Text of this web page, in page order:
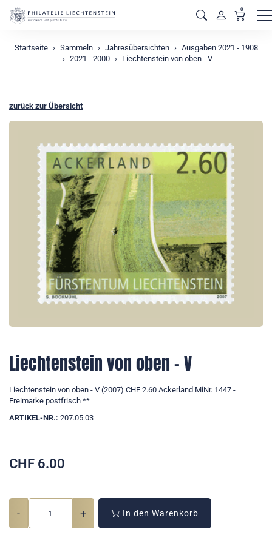
0
Startseite Sammeln Jahresübersichten
Ausgaben 2021 - 1908
2021 - 2000
Liechtenstein von oben - V
zurück zur Übersicht
Liechtenstein von oben - V
Liechtenstein von oben - V (2007) CHF 2.60 Ackerland MiNr. 1447 -
Freimarke postfrisch **
ARTIKEL-NR.: 207.05.03
CHF 6.00
- + In den Warenkorb